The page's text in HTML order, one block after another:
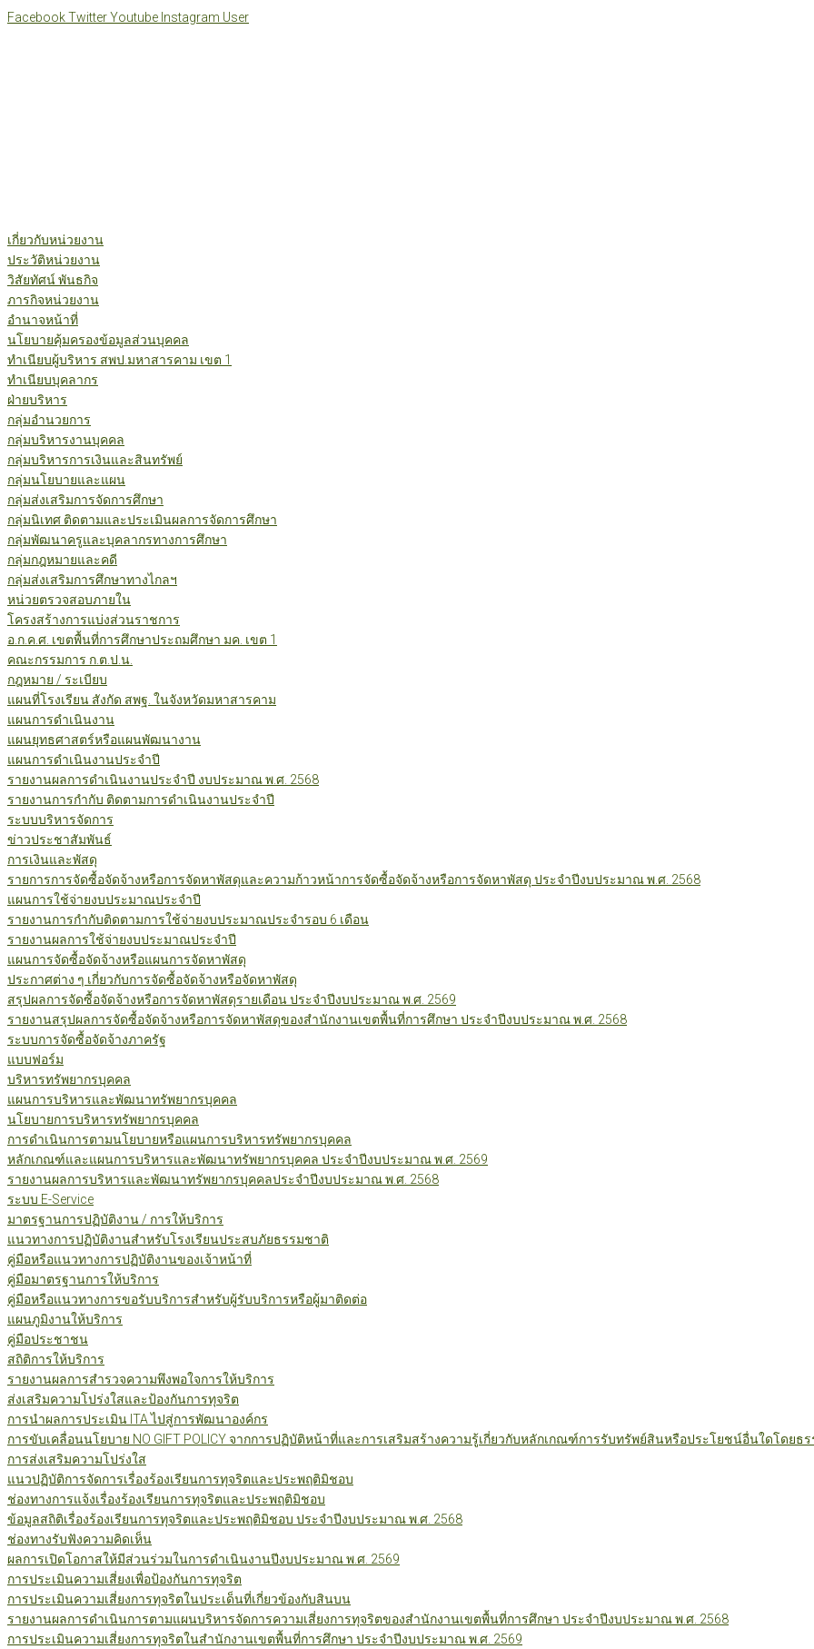
Skip
FacebookTwitterYoutube Instagram User
เกี่ยวกับหน่วยงาน
ประวัติหน่วยงาน
วิสัยทัศน์ พันธกิจ
ภารกิจหน่วยงาน
อำนาจหน้าที่
นโยบายคุ้มครองข้อมูลส่วนบุคคล
ทำเนียบผู้บริหาร สพป.มหาสารคาม เขต 1
ทำเนียบบุคลากร
ฝ่ายบริหาร
กลุ่มอำนวยการ
กลุ่มบริหารงานบุคคล
กลุ่มบริหารการเงินและสินทรัพย์
กลุ่มนโยบายและแผน
กลุ่มส่งเสริมการจัดการศึกษา
กลุ่มนิเทศ ติดตามและประเมินผลการจัดการศึกษา
กลุ่มพัฒนาครูและบุคลากรทางการศึกษา
กลุ่มกฎหมายและคดี
กลุ่มส่งเสริมการศึกษาทางไกลฯ
หน่วยตรวจสอบภายใน
โครงสร้างการแบ่งส่วนราชการ
อ.ก.ค.ศ. เขตพื้นที่การศึกษาประถมศึกษา มค. เขต 1
คณะกรรมการ ก.ต.ป.น.
กฎหมาย / ระเบียบ
แผนที่โรงเรียน สังกัด สพฐ. ในจังหวัดมหาสารคาม
แผนการดำเนินงาน
แผนยุทธศาสตร์หรือแผนพัฒนางาน
แผนการดำเนินงานประจำปี
รายงานผลการดำเนินงานประจำปี งบประมาณ พ.ศ. 2568
รายงานการกำกับ ติดตามการดำเนินงานประจำปี
ระบบบริหารจัดการ
ข่าวประชาสัมพันธ์
การเงินและพัสดุ
รายการการจัดซื้อจัดจ้างหรือการจัดหาพัสดุและความก้าวหน้าการจัดซื้อจัดจ้างหรือการจัดหาพัสดุ ประจำปีงบประมาณ พ.ศ. 2568
แผนการใช้จ่ายงบประมาณประจำปี
รายงานการกำกับติดตามการใช้จ่ายงบประมาณประจำรอบ 6 เดือน
รายงานผลการใช้จ่ายงบประมาณประจำปี
แผนการจัดซื้อจัดจ้างหรือแผนการจัดหาพัสดุ
ประกาศต่าง ๆ เกี่ยวกับการจัดซื้อจัดจ้างหรือจัดหาพัสดุ
สรุปผลการจัดซื้อจัดจ้างหรือการจัดหาพัสดุรายเดือน ประจำปีงบประมาณ พ.ศ. 2569
รายงานสรุปผลการจัดซื้อจัดจ้างหรือการจัดหาพัสดุของสำนักงานเขตพื้นที่การศึกษา ประจำปีงบประมาณ พ.ศ. 2568
ระบบการจัดซื้อจัดจ้างภาครัฐ
แบบฟอร์ม
บริหารทรัพยากรบุคคล
แผนการบริหารและพัฒนาทรัพยากรบุคคล
นโยบายการบริหารทรัพยากรบุคคล
การดำเนินการตามนโยบายหรือแผนการบริหารทรัพยากรบุคคล
หลักเกณฑ์และแผนการบริหารและพัฒนาทรัพยากรบุคคล ประจำปีงบประมาณ พ.ศ. 2569
รายงานผลการบริหารและพัฒนาทรัพยากรบุคคลประจำปีงบประมาณ พ.ศ. 2568
ระบบ E-Service
มาตรฐานการปฏิบัติงาน / การให้บริการ
แนวทางการปฏิบัติงานสำหรับโรงเรียนประสบภัยธรรมชาติ
คู่มือหรือแนวทางการปฏิบัติงานของเจ้าหน้าที่
คู่มือมาตรฐานการให้บริการ
คู่มือหรือแนวทางการขอรับบริการสำหรับผู้รับบริการหรือผู้มาติดต่อ
แผนภูมิงานให้บริการ
คู่มือประชาชน
สถิติการให้บริการ
รายงานผลการสำรวจความพึงพอใจการให้บริการ
ส่งเสริมความโปร่งใสและป้องกันการทุจริต
การนำผลการประเมิน ITA ไปสู่การพัฒนาองค์กร
การขับเคลื่อนนโยบาย NO GIFT POLICY จากการปฏิบัติหน้าที่และการเสริมสร้างความรู้เกี่ยวกับหลักเกณฑ์การรับทรัพย์สินหรือประโยชน์อื่นใดโดยธ
การส่งเสริมความโปร่งใส
แนวปฏิบัติการจัดการเรื่องร้องเรียนการทุจริตและประพฤติมิชอบ
ช่องทางการแจ้งเรื่องร้องเรียนการทุจริตและประพฤติมิชอบ
ข้อมูลสถิติเรื่องร้องเรียนการทุจริตและประพฤติมิชอบ ประจำปีงบประมาณ พ.ศ. 2568
ช่องทางรับฟังความคิดเห็น
ผลการเปิดโอกาสให้มีส่วนร่วมในการดำเนินงานปีงบประมาณ พ.ศ. 2569
การประเมินความเสี่ยงเพื่อป้องกันการทุจริต
การประเมินความเสี่ยงการทุจริตในประเด็นที่เกี่ยวข้องกับสินบน
รายงานผลการดำเนินการตามแผนบริหารจัดการความเสี่ยงการทุจริตของสำนักงานเขตพื้นที่การศึกษา ประจำปีงบประมาณ พ.ศ. 2568
การประเมินความเสี่ยงการทุจริตในสำนักงานเขตพื้นที่การศึกษา ประจำปีงบประมาณ พ.ศ. 2569